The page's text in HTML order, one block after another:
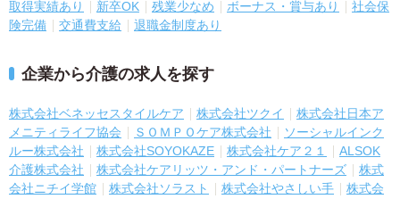
取得実績あり
新卒OK 残業少なめ ボーナス・賞与あり
社会保
険完備
交通費支給 退職金制度あり
企業から介護の求人を探す
株式会社ベネッセスタイルケア 株式会社ツクイ
株式会社日本ア
メニティライフ協会
ＳＯＭＰＯケア株式会社
ソーシャルインク
ルー株式会社
株式会社SOYOKAZE 株式会社ケア２１
ALSOK
介護株式会社
株式会社ケアリッツ・アンド・パートナーズ
株式
会社ニチイ学館
株式会社ソラスト 株式会社やさしい手
株式会